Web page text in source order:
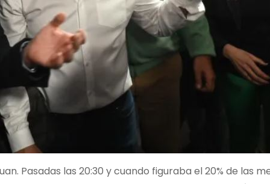
Pasadas las 20:30 y cuando figuraba el 20% de las